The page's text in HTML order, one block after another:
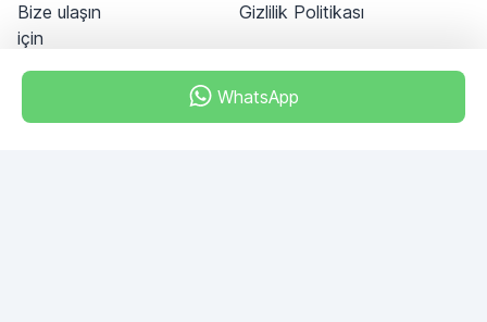
WhatsApp
Bize ulaşın
için
Gizlilik Politikası
ALBAHAR building